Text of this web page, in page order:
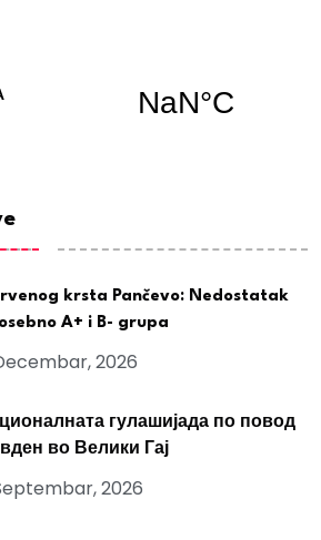
krsta Pančevo: Nedostatak
A+ i B- grupa
2026
гулашијада по повод
во Велики Гај
2026